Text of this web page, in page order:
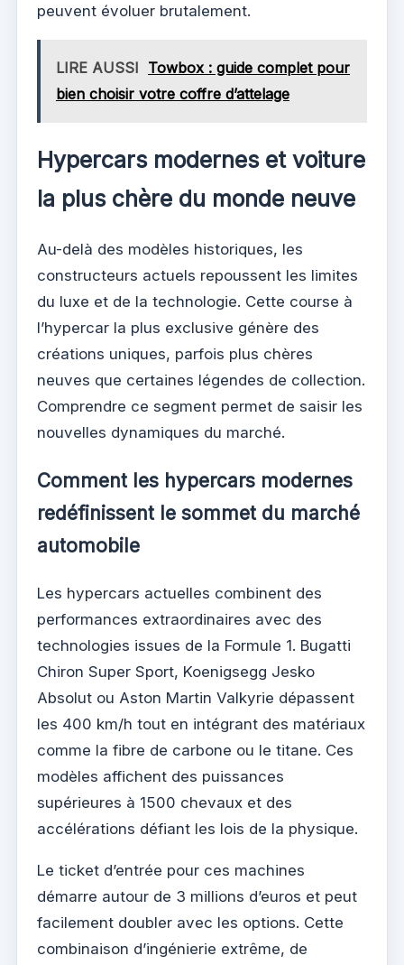
peuvent évoluer brutalement.
LIRE AUSSI Towbox : guide complet pour
bien choisir votre coffre d’attelage
Hypercars modernes et voiture
la plus chère du monde neuve
Au-delà des modèles historiques, les
constructeurs actuels repoussent les limites
du luxe et de la technologie. Cette course à
l’hypercar la plus exclusive génère des
créations uniques, parfois plus chères
neuves que certaines légendes de collection.
Comprendre ce segment permet de saisir les
nouvelles dynamiques du marché.
Comment les hypercars modernes
redéfinissent le sommet du marché
automobile
Les hypercars actuelles combinent des
performances extraordinaires avec des
technologies issues de la Formule 1. Bugatti
Chiron Super Sport, Koenigsegg Jesko
Absolut ou Aston Martin Valkyrie dépassent
les 400 km/h tout en intégrant des matériaux
comme la fibre de carbone ou le titane. Ces
modèles affichent des puissances
supérieures à 1500 chevaux et des
accélérations défiant les lois de la physique.
Le ticket d’entrée pour ces machines
démarre autour de 3 millions d’euros et peut
facilement doubler avec les options. Cette
combinaison d’ingénierie extrême, de